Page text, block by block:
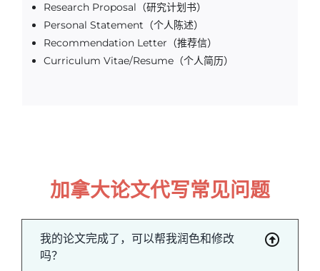
Research Proposal（研究计划书）
Personal Statement（个人陈述）
Recommendation Letter（推荐信）
Curriculum Vitae/Resume（个人简历）
加拿大论文代写常见问题
我的论文完成了，可以帮我润色和修改
吗？